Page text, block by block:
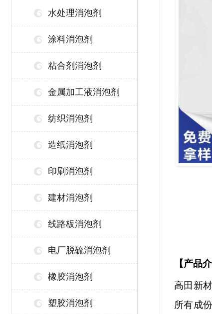
水处理消泡剂
涂料消泡剂
粘合剂消泡剂
金属加工液消泡剂
纺织消泡剂
造纸消泡剂
印刷消泡剂
建材消泡剂
线路板消泡剂
电厂脱硫消泡剂
橡胶消泡剂
塑胶消泡剂
【产品
高田新
所有成